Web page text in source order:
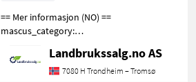
== Mer informasjon (NO) ==
mascus_category:
provide reference number
upon request: 6625 See
Landbrukssalg.no AS
7080 H Trondheim – Tromsø